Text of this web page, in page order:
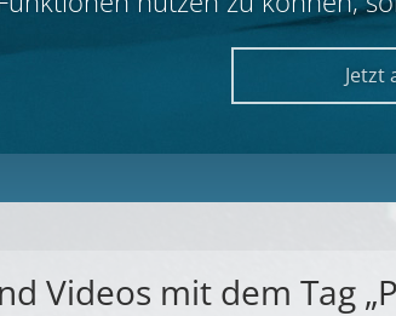
Jetzt
Videos mit dem Tag